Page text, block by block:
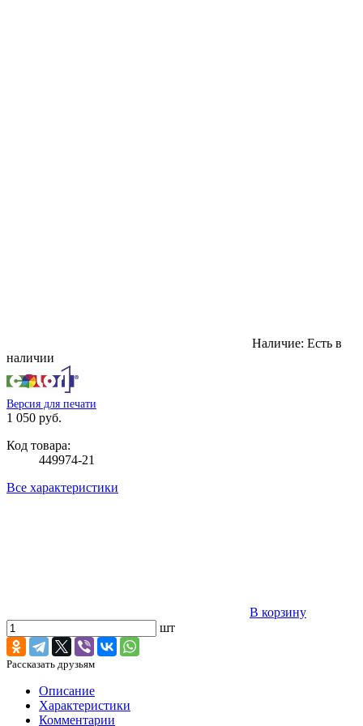
Наличие: Есть в
наличии
Версия для печати
1 050 руб.
Код товара:
449974-21
Все характеристики
В корзину
шт
Рассказать друзьям
Описание
Характеристики
Комментарии